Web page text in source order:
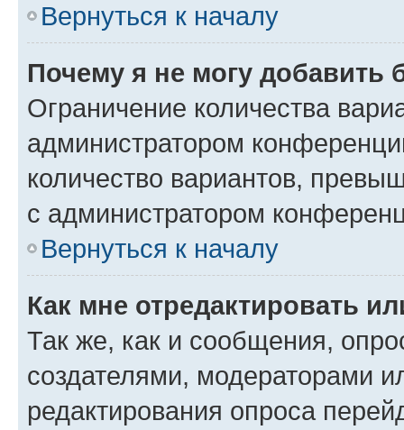
Вернуться к началу
Почему я не могу добавить
Ограничение количества
администратором
количество вариантов,
с администратором
Вернуться к началу
Как мне отредактировать
Так же, как и сообщения,
создателями, модераторами
редактирования опроса